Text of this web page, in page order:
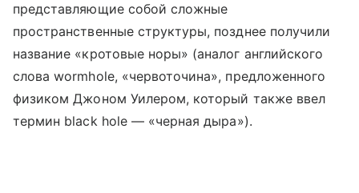
представляющие собой сложные
пространственные структуры, позднее получили
название «кротовые норы» (аналог английского
слова wormhole, «червоточина», предложенного
физиком Джоном Уилером, который также ввел
термин black hole — «черная дыра»).